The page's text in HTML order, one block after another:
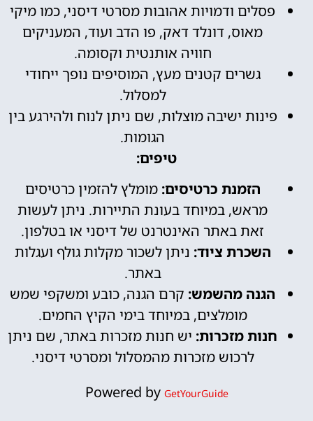
פסלים ודמויות אהובות מסרטי דיסני, כמו מיקי
מאוס, דונלד דאק, פו הדב ועוד, המעניקים
חוויה אותנטית וקסומה.
גשרים קטנים מעץ, המוסיפים נופך ייחודי
למסלול.
פינות ישיבה מוצלות, שם ניתן לנוח ולהירגע בין
הגומות.
טיפים:
הזמנת כרטיסים: מומלץ להזמין כרטיסים
מראש, במיוחד בעונת התיירות. ניתן לעשות
זאת באתר האינטרנט של דיסני או בטלפון.
השכרת ציוד: ניתן לשכור מקלות גולף ועגלות
באתר.
הגנה מהשמש: קרם הגנה, כובע ומשקפי שמש
מומלצים, במיוחד בימי הקיץ החמים.
חנות מזכרות: יש חנות מזכרות באתר, שם ניתן
לרכוש מזכרות מהמסלול ומסרטי דיסני.
Powered by GetYourGuide